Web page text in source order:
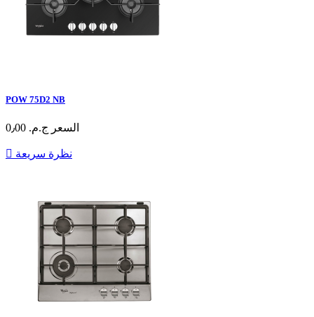
POW 75D2 NB
السعر ج.م.‏ 0٫00
 نظرة سريعة